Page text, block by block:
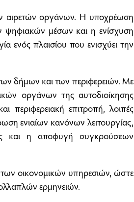
αιρετών οργάνων. Η υποχρέωση
ψηφιακών μέσων και η ενίσχυση
ενός πλαισίου που ενισχύει την
δήμων και των περιφερειών. Με
οργάνων της αυτοδιοίκησης
περιφερειακή επιτροπή, λοιπές
ενιαίων κανόνων λειτουργίας,
και η αποφυγή συγκρούσεων
των οικονομικών υπηρεσιών, ώστε
ερμηνειών.